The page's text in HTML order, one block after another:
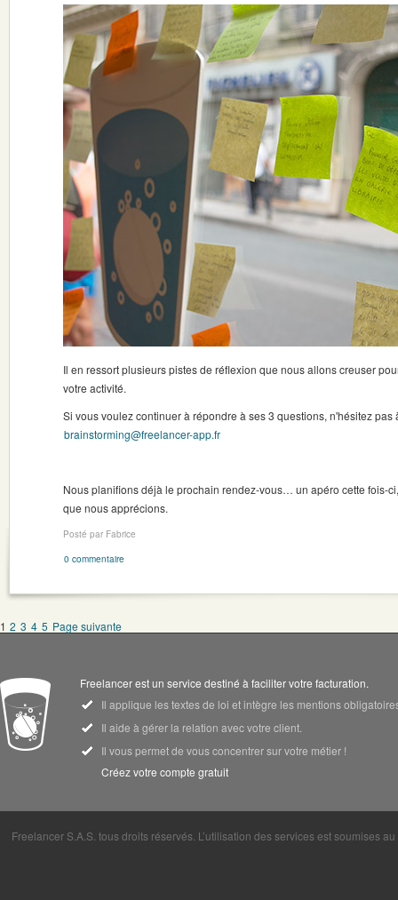
Il en ressort plusieurs pistes de réflexion que nous allons creuser
votre activité.
Si vous voulez continuer à répondre à ses 3 questions, n'hésitez pas
brainstorming@freelancer-app.fr
Nous planifions déjà le prochain rendez-vous… un apéro cette fois-
que nous apprécions.
Posté par Fabrice
0 commentaire
1 2 3 4 5 Page suivante
Freelancer est un service destiné à faciliter votre facturation.
Il applique les textes de loi et intègre les mentions
Il aide à gérer la relation avec votre client.
Il vous permet de vous concentrer sur votre métier !
Créez votre compte gratuit
Freelancer S.A.S. tous droits réservés. L’utilisation des services est soumises